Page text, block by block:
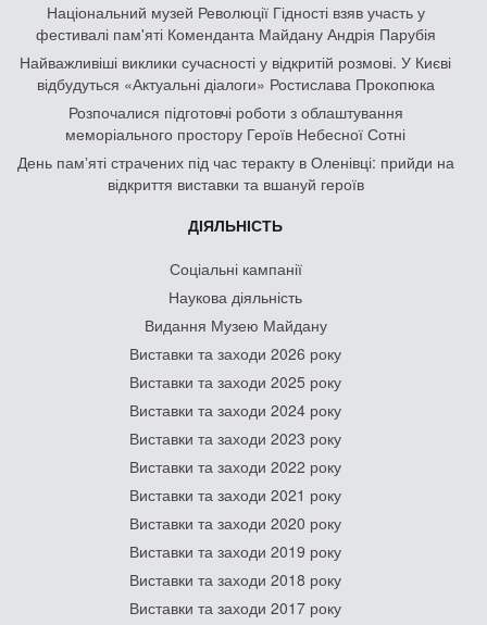
Національний музей Революції Гідності взяв участь у
фестивалі пам'яті Коменданта Майдану Андрія Парубія
Найважливіші виклики сучасності у відкритій розмові. У Києві
відбудуться «Актуальні діалоги» Ростислава Прокопюка
Розпочалися підготовчі роботи з облаштування
меморіального простору Героїв Небесної Сотні
День памʼяті страчених під час теракту в Оленівці: прийди на
відкриття виставки та вшануй героїв
ДІЯЛЬНІСТЬ
Соціальні кампанії
Наукова діяльність
Видання Музею Майдану
Виставки та заходи 2026 року
Виставки та заходи 2025 року
Виставки та заходи 2024 року
Виставки та заходи 2023 року
Виставки та заходи 2022 року
Виставки та заходи 2021 року
Виставки та заходи 2020 року
Виставки та заходи 2019 року
Виставки та заходи 2018 року
Виставки та заходи 2017 року